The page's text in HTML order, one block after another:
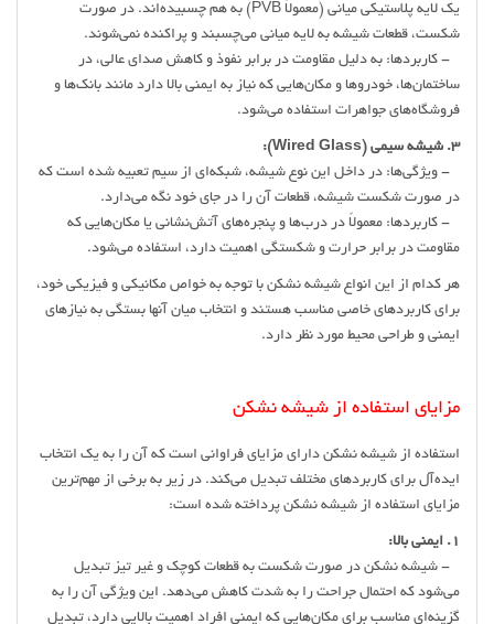
یک لایه پلاستیکی میانی (معمولاً PVB) به هم چسبیده‌اند. در صورت
شکست، قطعات شیشه به لایه میانی می‌چسبند و پراکنده نمی‌شوند.
- کاربردها: به دلیل مقاومت در برابر نفوذ و کاهش صدای عالی، در
ساختمان‌ها، خودروها و مکان‌هایی که نیاز به ایمنی بالا دارد مانند بانک‌ها و
فروشگاه‌های جواهرات استفاده می‌شود.
3. شیشه سیمی (Wired Glass):
- ویژگی‌ها: در داخل این نوع شیشه، شبکه‌ای از سیم تعبیه شده است که
در صورت شکست شیشه، قطعات آن را در جای خود نگه می‌دارد.
- کاربردها: معمولاً در درب‌ها و پنجره‌های آتش‌نشانی یا مکان‌هایی که
مقاومت در برابر حرارت و شکستگی اهمیت دارد، استفاده می‌شود.
هر کدام از این انواع شیشه‌ نشکن با توجه به خواص مکانیکی و فیزیکی خود،
برای کاربردهای خاصی مناسب هستند و انتخاب میان آنها بستگی به نیازهای
ایمنی و طراحی محیط مورد نظر دارد.
مزایای استفاده از شیشه نشکن
استفاده از شیشه نشکن دارای مزایای فراوانی است که آن را به یک انتخاب
ایده‌آل برای کاربردهای مختلف تبدیل می‌کند. در زیر به برخی از مهم‌ترین
مزایای استفاده از شیشه نشکن پرداخته شده است:
1. ایمنی بالا:
- شیشه نشکن در صورت شکست به قطعات کوچک و غیر تیز تبدیل
می‌شود که احتمال جراحت را به شدت کاهش می‌دهد. این ویژگی آن را به
گزینه‌ای مناسب برای مکان‌هایی که ایمنی افراد اهمیت بالایی دارد، تبدیل